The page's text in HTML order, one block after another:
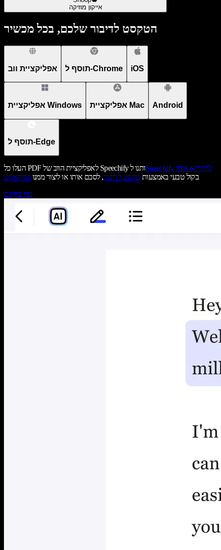
אייקון מוזיקה
הטקסט לדיבור שלכם, בכל מכשיר
אפליקציית ווב תוסף ל-Chrome iOS
אפליקציית Windows אפליקציית Mac Android
תוסף ל-Edge
העלו כל PDF לאפליקציית הווב של Speechify ותנו לSpeechify להקריא אותו
בקול טבעי באמצעות טקסט לדיבור, לסכם אותו או ליצור ממנופודקאסט
נסו בחינם